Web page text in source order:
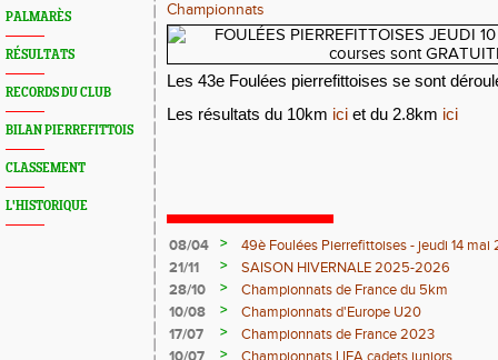
PALMARÈS
RÉSULTATS
RECORDS DU CLUB
BILAN PIERREFITTOIS
CLASSEMENT
L'HISTORIQUE
Championnats
Les 43e Foulées pierrefittoises se sont
Les résultats du 10km ici et du 2.8km ici
08/04 >
49è Foulées Pierrefittoises - jeudi 14
21/11
>
SAISON HIVERNALE 2025-2026
28/10
>
Championnats de France du 5km
10/08
>
Championnats d'Europe U20
17/07
>
Championnats de France 2023
>